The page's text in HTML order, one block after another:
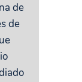
de
de